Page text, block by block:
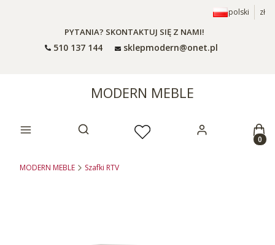
polski zł
PYTANIA? SKONTAKTUJ SIĘ Z NAMI!
510 137 144 sklepmodern@onet.pl
MODERN MEBLE
Otwórz wyszukiwarkę
MODERN MEBLE Szafki RTV